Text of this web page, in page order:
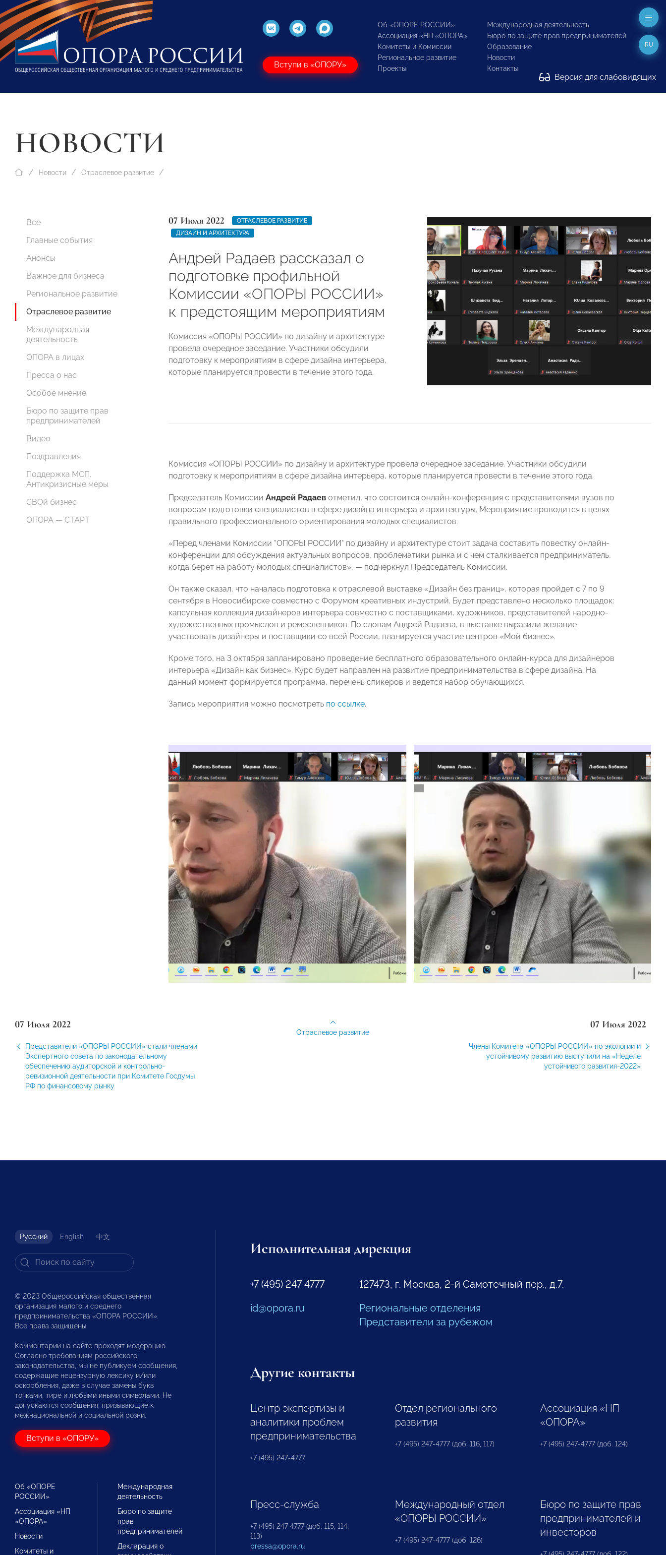
Вступи в «ОПОРУ»
Об «ОПОРЕ РОССИИ»
Ассоциация «НП «ОПОРА»
Комитеты и Комиссии
Региональное развитие
Проекты
Международная деятельность
Бюро по защите прав предпринимателей
Образование
Новости
Контакты
Версия для слабовидящих
RU
НОВОСТИ
Новости Отраслевое развитие
Все
Главные события
Анонсы
Важное для бизнеса
Региональное развитие
Отраслевое развитие
Международная
деятельность
ОПОРА в лицах
Пресса о нас
Особое мнение
Бюро по защите прав
предпринимателей
Видео
Поздравления
Поддержка МСП.
Антикризисные меры
СВОй бизнес
ОПОРА — СТАРТ
07 Июля 2022
ОТРАСЛЕВОЕ РАЗВИТИЕ
ДИЗАЙН И АРХИТЕКТУРА
Андрей Радаев рассказал о
подготовке профильной
Комиссии «ОПОРЫ РОССИИ»
к предстоящим мероприятиям
Комиссия «ОПОРЫ РОССИИ» по дизайну и архитектуре
провела очередное заседание. Участники обсудили
подготовку к мероприятиям в сфере дизайна интерьера,
которые планируется провести в течение этого года.
Комиссия «ОПОРЫ РОССИИ» по дизайну и архитектуре провела очередное заседание. Участники обсудили
подготовку к мероприятиям в сфере дизайна интерьера, которые планируется провести в течение этого года.
Председатель Комиссии Андрей Радаев отметил, что состоится онлайн-конференция с представителями вузов по
вопросам подготовки специалистов в сфере дизайна интерьера и архитектуры. Мероприятие проводится в целях
правильного профессионального ориентирования молодых специалистов.
«Перед членами Комиссии "ОПОРЫ РОССИИ" по дизайну и архитектуре стоит задача составить повестку онлайн-
конференции для обсуждения актуальных вопросов, проблематики рынка и с чем сталкивается предприниматель,
когда берет на работу молодых специалистов», — подчеркнул Председатель Комиссии.
Он также сказал, что началась подготовка к отраслевой выставке «Дизайн без границ», которая пройдет с 7 по 9
сентября в Новосибирске совместно с Форумом креативных индустрий. Будет представлено несколько площадок:
капсульная коллекция дизайнеров интерьера совместно с поставщиками, художников, представителей народно-
художественных промыслов и ремесленников. По словам Андрей Радаева, в выставке выразили желание
участвовать дизайнеры и поставщики со всей России, планируется участие центров «Мой бизнес».
Кроме того, на 3 октября запланировано проведение бесплатного образовательного онлайн-курса для дизайнеров
интерьера «Дизайн как бизнес». Курс будет направлен на развитие предпринимательства в сфере дизайна. На
данный момент формируется программа, перечень спикеров и ведется набор обучающихся.
Запись мероприятия можно посмотреть по ссылке.
07 Июля 2022
Представители «ОПОРЫ РОССИИ» стали членами
Экспертного совета по законодательному
обеспечению аудиторской и контрольно-
ревизионной деятельности при Комитете Госдумы
РФ по финансовому рынку
07 Июля 2022
Члены Комитета «ОПОРЫ РОССИИ» по экологии и
устойчивому развитию выступили на «Неделе
устойчивого развития-2022»
Отраслевое развитие
Русский English 中文
© 2023 Общероссийская общественная
организация малого и среднего
предпринимательства «ОПОРА РОССИИ».
Все права защищены.
Комментарии на сайте проходят модерацию.
Согласно требованиям российского
законодательства, мы не публикуем сообщения,
содержащие нецензурную лексику и/или
оскорбления, даже в случае замены букв
точками, тире и любыми иными символами. Не
допускаются сообщения, призывающие к
межнациональной и социальной розни.
Вступи в «ОПОРУ»
Об «ОПОРЕ
РОССИИ»
Ассоциация «НП
«ОПОРА»
Новости
Комитеты и
Международная
деятельность
Бюро по защите
прав
предпринимателей
Декларация о
Исполнительная дирекция
+7 (495) 247 4777
id@opora.ru
127473, г. Москва, 2-й Самотечный пер., д.7.
Региональные отделения
Представители за рубежом
Другие контакты
Центр экспертизы и
аналитики проблем
предпринимательства
+7 (495) 247-4777
Отдел регионального
развития
+7 (495) 247-4777 (доб. 116, 117)
Ассоциация «НП
«ОПОРА»
+7 (495) 247-4777 (доб. 124)
Пресс-служба
+7 (495) 247 4777 (доб. 115, 114,
113)
pressa@opora.ru
Международный отдел
«ОПОРЫ РОССИИ»
+7 (495) 247-4777 (доб. 126)
Бюро по защите прав
предпринимателей и
инвесторов